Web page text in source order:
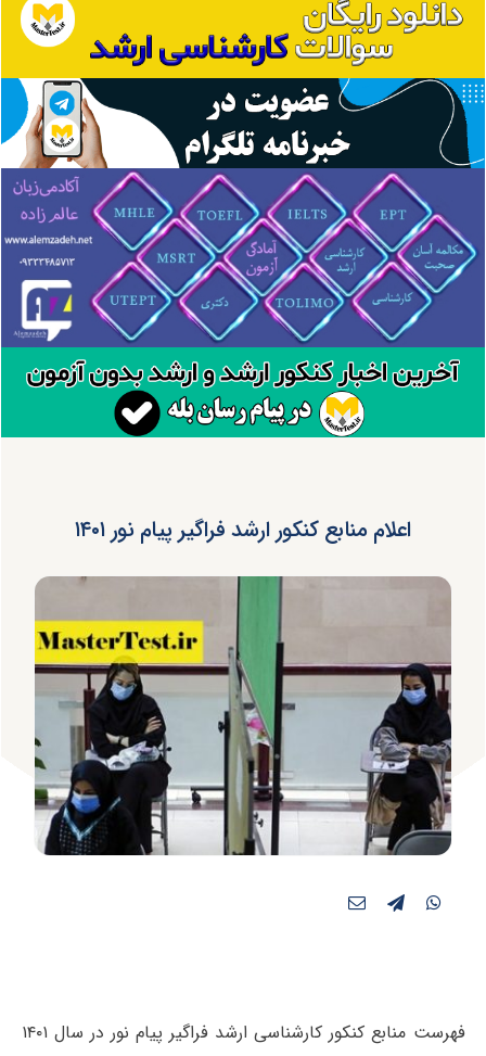
اعلام منابع کنکور ارشد فراگیر پیام نور ۱۴۰۱
فهرست منابع کنکور کارشناسی ارشد فراگیر پیام نور در سال ۱۴۰۱